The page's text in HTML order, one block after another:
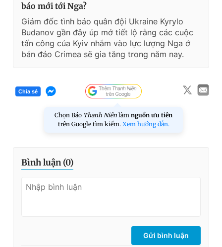
báo mới tới Nga?
Giám đốc tình báo quân đội Ukraine Kyrylo
Budanov gần đây úp mở tiết lộ rằng các cuộc
tấn công của Kyiv nhắm vào lực lượng Nga ở
bán đảo Crimea sẽ gia tăng trong năm nay.
Chia sẻ
Chọn Báo Thanh Niên làm nguồn ưu tiên
trên Google tìm kiếm. Xem hướng dẫn.
Bình luận (0)
Gửi bình luận